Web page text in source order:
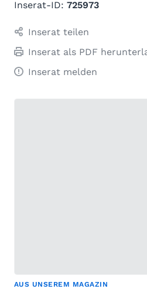
Inserat-ID: 725973
Inserat teilen
Inserat als PDF
Inserat melden
AUS UNSEREM MAGAZIN